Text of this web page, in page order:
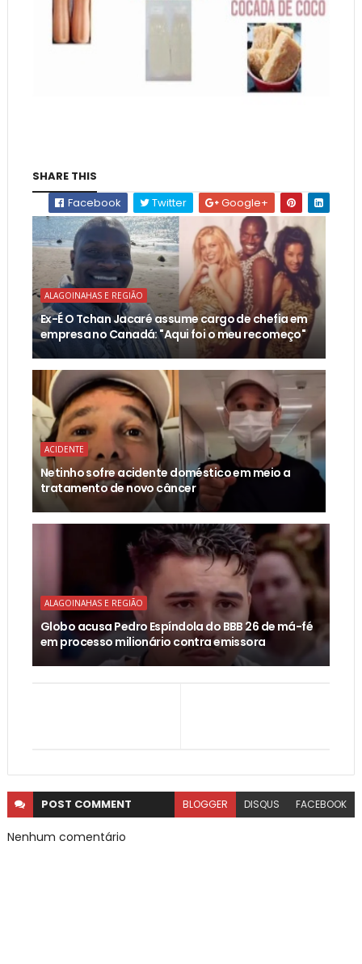
SHARE THIS
Facebook
Twitter Google+
ALAGOINAHAS E REGIÃO
Ex-É O Tchan Jacaré assume cargo de chefia em
empresa no Canadá: "Aqui foi o meu recomeço"
ACIDENTE
Netinho sofre acidente doméstico em meio a
tratamento de novo câncer
ALAGOINAHAS E REGIÃO
Globo acusa Pedro Espíndola do BBB 26 de má-fé
em processo milionário contra emissora
POST COMMENT BLOGGER DISQUS FACEBOOK
Nenhum comentário